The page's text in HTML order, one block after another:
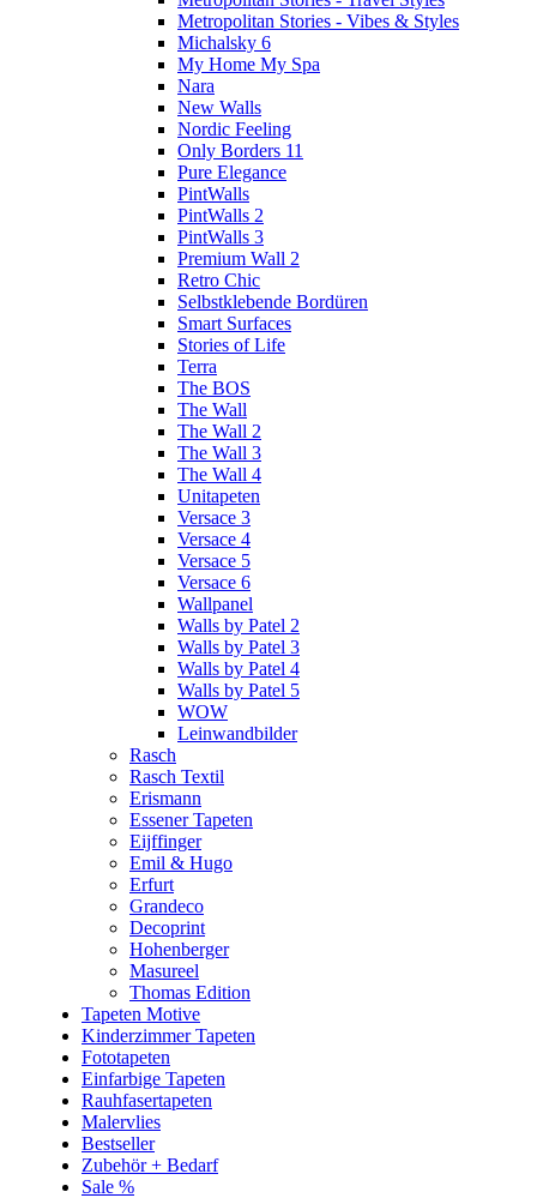
Metropolitan Stories - Vibes & Styles
Michalsky 6
My Home My Spa
Nara
New Walls
Nordic Feeling
Only Borders 11
Pure Elegance
PintWalls
PintWalls 2
PintWalls 3
Premium Wall 2
Retro Chic
Selbstklebende Bordüren
Smart Surfaces
Stories of Life
Terra
The BOS
The Wall
The Wall 2
The Wall 3
The Wall 4
Unitapeten
Versace 3
Versace 4
Versace 5
Versace 6
Wallpanel
Walls by Patel 2
Walls by Patel 3
Walls by Patel 4
Walls by Patel 5
WOW
Leinwandbilder
Rasch
Rasch Textil
Erismann
Essener Tapeten
Eijffinger
Emil & Hugo
Erfurt
Grandeco
Decoprint
Hohenberger
Masureel
Thomas Edition
Tapeten Motive
Kinderzimmer Tapeten
Fototapeten
Einfarbige Tapeten
Rauhfasertapeten
Malervlies
Bestseller
Zubehör + Bedarf
Sale %